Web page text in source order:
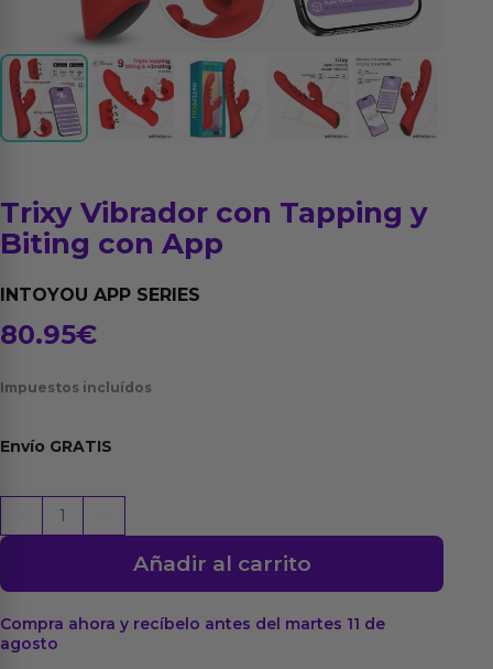
Trixy Vibrador con Tapping y
Biting con App
INTOYOU APP SERIES
80.95€
Impuestos incluídos
Envío GRATIS
Vibrador
Tapping
y
Biting
Añadir al carrito
Compra ahora y recíbelo antes del martes 11 de
agosto